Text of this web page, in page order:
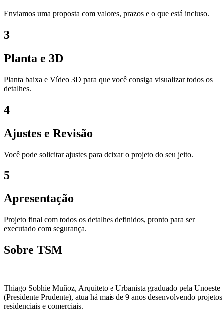
Enviamos uma proposta com valores, prazos e o que está incluso.
3
Planta e 3D
Planta baixa e Vídeo 3D para que você consiga visualizar todos os
detalhes.
4
Ajustes e Revisão
Você pode solicitar ajustes para deixar o projeto do seu jeito.
5
Apresentação
Projeto final com todos os detalhes definidos, pronto para ser
executado com segurança.
Sobre TSM
Thiago Sobhie Muñoz, Arquiteto e Urbanista graduado pela Unoeste
(Presidente Prudente), atua há mais de 9 anos desenvolvendo projetos
residenciais e comerciais.